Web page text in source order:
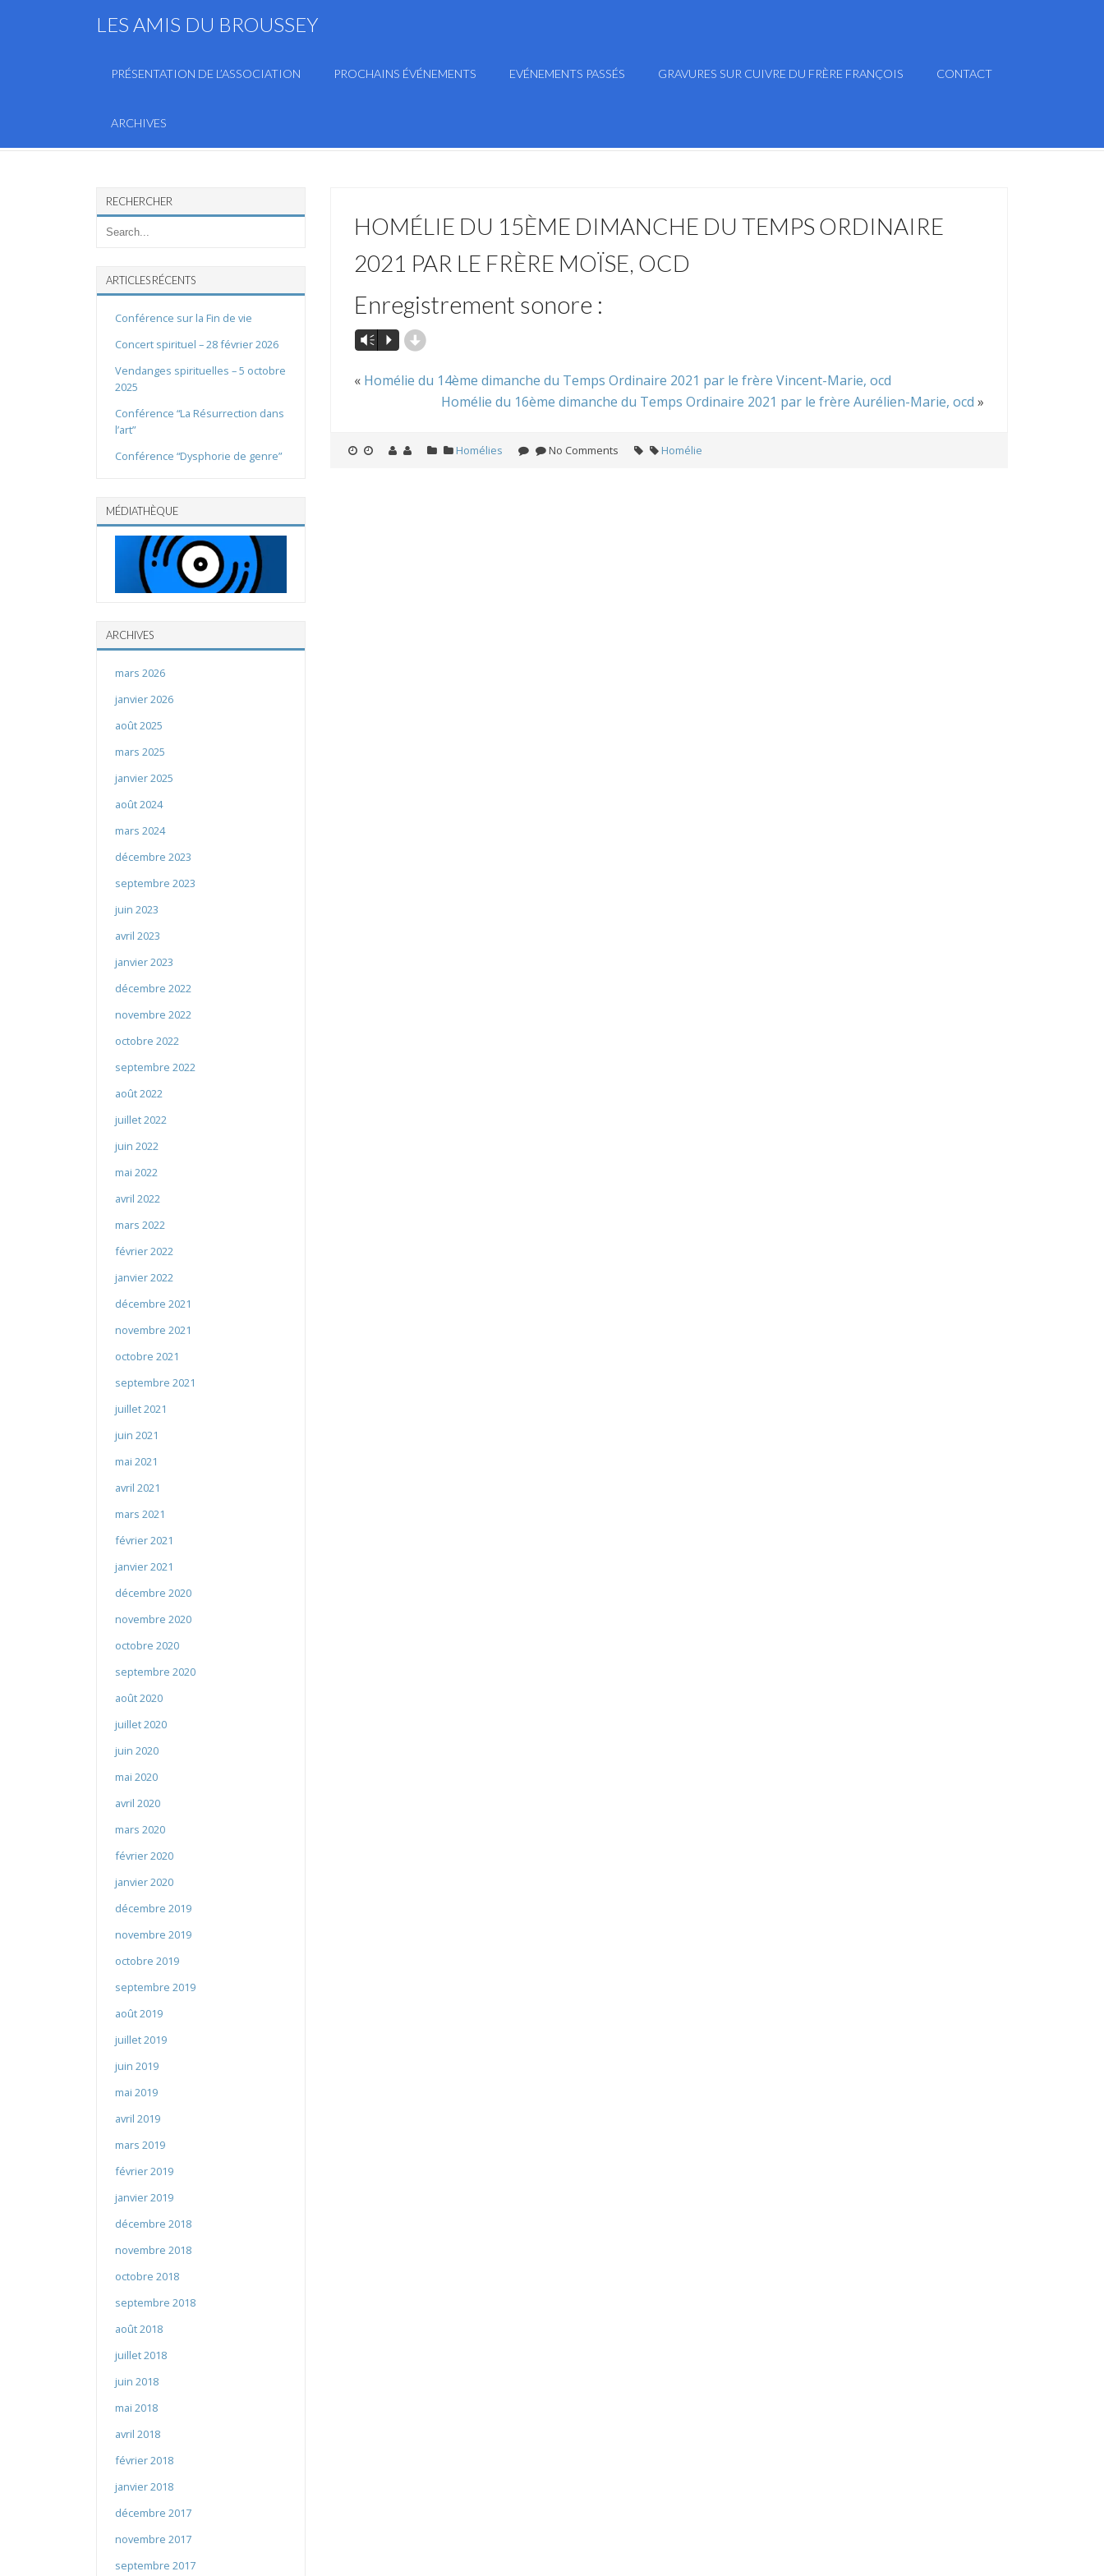
LES AMIS DU BROUSSEY
PRÉSENTATION DE L’ASSOCIATION PROCHAINS ÉVÉNEMENTS EVÉNEMENTS PASSÉS GRAVURES SUR CUIVRE DU FRÈRE FRANÇOIS CONTACT
ARCHIVES
HOMÉLIE DU 15ÈME DIMANCHE DU TEMPS ORDINAIRE
2021 PAR LE FRÈRE MOÏSE, OCD
Enregistrement sonore :
Vm P d
« Homélie du 14ème dimanche du Temps Ordinaire 2021 par le frère Vincent-Marie, ocd
Homélie du 16ème dimanche du Temps Ordinaire 2021 par le frère Aurélien-Marie, ocd »
Homélies No Comments Homélie
RECHERCHER
ARTICLES RÉCENTS
Conférence sur la Fin de vie
Concert spirituel – 28 février 2026
Vendanges spirituelles – 5 octobre
2025
Conférence “La Résurrection dans
l’art”
Conférence “Dysphorie de genre”
MÉDIATHÈQUE
ARCHIVES
mars 2026
janvier 2026
août 2025
mars 2025
janvier 2025
août 2024
mars 2024
décembre 2023
septembre 2023
juin 2023
avril 2023
janvier 2023
décembre 2022
novembre 2022
octobre 2022
septembre 2022
août 2022
juillet 2022
juin 2022
mai 2022
avril 2022
mars 2022
février 2022
janvier 2022
décembre 2021
novembre 2021
octobre 2021
septembre 2021
juillet 2021
juin 2021
mai 2021
avril 2021
mars 2021
février 2021
janvier 2021
décembre 2020
novembre 2020
octobre 2020
septembre 2020
août 2020
juillet 2020
juin 2020
mai 2020
avril 2020
mars 2020
février 2020
janvier 2020
décembre 2019
novembre 2019
octobre 2019
septembre 2019
août 2019
juillet 2019
juin 2019
mai 2019
avril 2019
mars 2019
février 2019
janvier 2019
décembre 2018
novembre 2018
octobre 2018
septembre 2018
août 2018
juillet 2018
juin 2018
mai 2018
avril 2018
février 2018
janvier 2018
décembre 2017
novembre 2017
septembre 2017